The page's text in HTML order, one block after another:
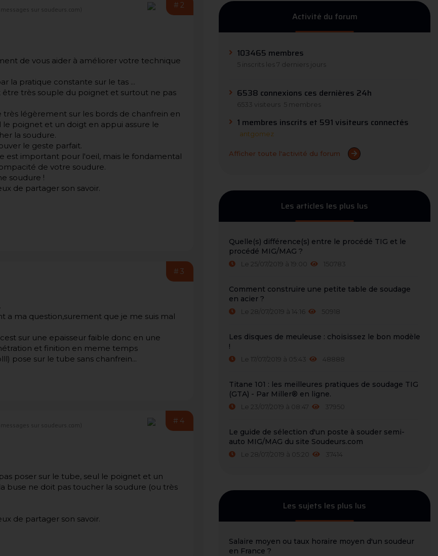
#2
messages sur soudeurs.com)
de vous aider à améliorer votre technique
la pratique constante sur le tas ...
être très souple du poignet et surtout ne pas
légèrement sur les bords de chanfrein en
poignet et un doigt en appui assure le
la soudure.
le geste parfait.
est important pour l'oeil, mais le fondamental
de votre soudure.
soudure !
de partager son savoir.
#3
a ma question,surement que je me suis mal
sur une epaisseur faible donc en une
et finition en meme temps
pose sur le tube sans chanfrein...
#4
messages sur soudeurs.com)
poser sur le tube, seul le poignet et un
buse ne doit pas toucher la soudure (ou très
de partager son savoir.
Activité du forum
103465 membres
5 inscrits les 7 derniers jours
6538 connexions ces dernières 24h
6533 visiteurs 5 membres
1 membres inscrits et 591 visiteurs connectés
antgomez
Afficher toute l'activité du forum
Les articles les plus lus
Quelle(s) différence(s) entre le procédé TIG et le
procédé MIG/MAG ?
Le 25/07/2019 à 19:00 150783
Comment construire une petite table de soudage
en acier ?
Le 28/07/2019 à 14:16 50918
Les disques de meuleuse : choisissez le bon modèle
!
Le 17/07/2019 à 05:43 48888
Titane 101 : les meilleures pratiques de soudage TIG
(GTA) - Par Miller® en ligne.
Le 23/07/2019 à 08:47 37950
Le guide de sélection d'un poste à souder semi-
auto MIG/MAG du site Soudeurs.com
Le 28/07/2019 à 05:20 37414
Les sujets les plus lus
Salaire moyen ou taux horaire moyen d'un soudeur
en France ?